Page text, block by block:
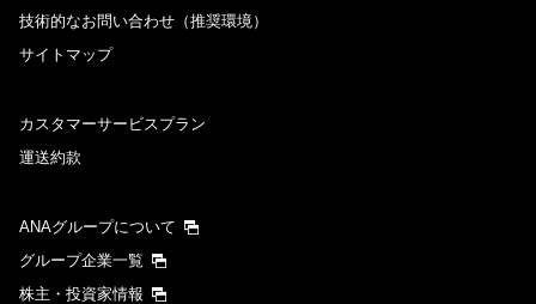
技術的なお問い合わせ（推奨環境）
サイトマップ
カスタマーサービスプラン
運送約款
ANAグループについて
グループ企業一覧
株主・投資家情報